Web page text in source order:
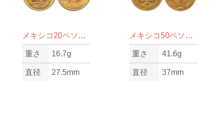
メキシコ20ペソ金貨
重さ 16.7g
直径 27.5mm
メキシコ50ペソ金貨
重さ 41.6g
直径 37mm